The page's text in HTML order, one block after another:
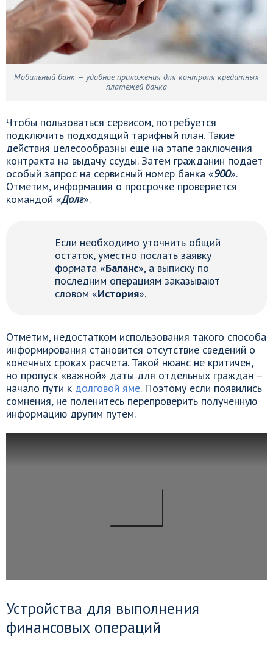
Мобильный банк — удобное приложения для контроля кредитных
платежей банка
Чтобы пользоваться сервисом, потребуется
подключить подходящий тарифный план. Такие
действия целесообразны еще на этапе заключения
контракта на выдачу ссуды. Затем гражданин подает
особый запрос на сервисный номер банка «900».
Отметим, информация о просрочке проверяется
командой «Долг».
Если необходимо уточнить общий
остаток, уместно послать заявку
формата «Баланс», а выписку по
последним операциям заказывают
словом «История».
Отметим, недостатком использования такого способа
информирования становится отсутствие сведений о
конечных сроках расчета. Такой нюанс не критичен,
но пропуск «важной» даты для отдельных граждан –
начало пути к долговой яме. Поэтому если появились
сомнения, не поленитесь перепроверить полученную
информацию другим путем.
Устройства для выполнения
финансовых операций